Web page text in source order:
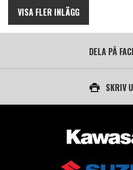
VISA FLER INLÄGG
DELA PÅ
SKRIV
AUKTORISERAD